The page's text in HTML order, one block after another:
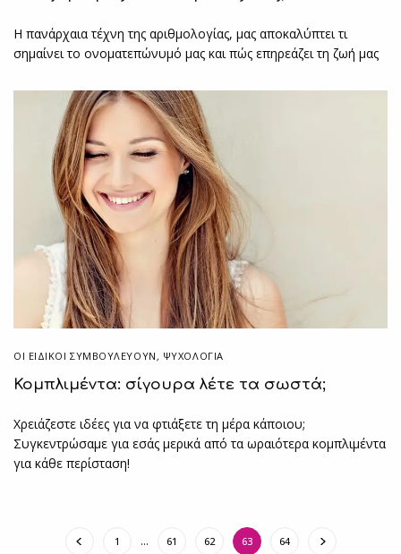
Η πανάρχαια τέχνη της αριθμολογίας, μας αποκαλύπτει τι
σημαίνει το ονοματεπώνυμό μας και πώς επηρεάζει τη ζωή μας
ΟΙ ΕΙΔΙΚΟΊ ΣΥΜΒΟΥΛΕΎΟΥΝ , ΨΥΧΟΛΟΓΙΑ
Κομπλιμέντα: σίγουρα λέτε τα σωστά;
Χρειάζεστε ιδέες για να φτιάξετε τη μέρα κάποιου;
Συγκεντρώσαμε για εσάς μερικά από τα ωραιότερα κομπλιμέντα
για κάθε περίσταση!
1 … 61 62 63 64